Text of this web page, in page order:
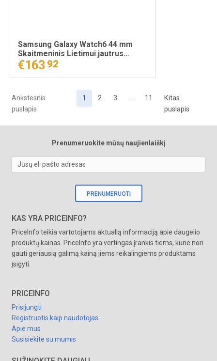
Samsung Galaxy Watch6 44 mm
Skaitmeninis Lietimui jautrus
ekranas Grafitas
€163 92
Ankstesnis
puslapis
1 2 3 … 11
Kitas
puslapis
Prenumeruokite mūsų naujienlaiškį
Jūsų el. pašto adresas
PRENUMERUOTI
KAS YRA PRICEINFO?
PriceInfo teikia vartotojams aktualią informaciją apie daugelio
produktų kainas. PriceInfo yra vertingas įrankis tiems, kurie nori
gauti geriausią galimą kainą jiems reikalingiems produktams
įsigyti.
PRICEINFO
Prisijungti
Registruotis kaip naudotojas
Apie mus
Susisiekite su mumis